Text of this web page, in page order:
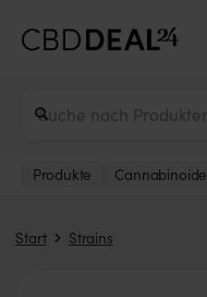
Produkte Cannabinoide
Start Strains